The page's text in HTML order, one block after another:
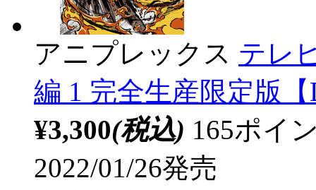
アニプレックス テレ
編 1 完全生産限定版
¥3,300(税込) 165ポイ
2022/01/26発売